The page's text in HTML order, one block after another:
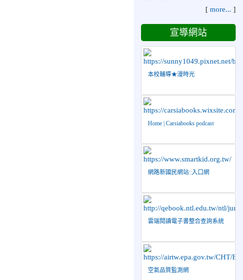
比賽-Show and Tell榮獲佳
績
2026-04-30
度綜合所得稅結算申報」宣
導內容
校籃球隊參加115年花蓮縣
縣長盃籃球錦標賽 榮獲亞
校中正國小115年度(1~3年
級)健康促進繪畫比賽優勝
PaGamO寒假作業獲獎名單
2026-07-23
榮譽
115年
度花蓮縣第七屆太平洋盃X
車競賽AI素養競賽榮獲銅
牌
2026-07-21
榮譽
[ more... ]
宣導網站
本校輔導★漫時光
Home | Carsiabooks podcast
網路新國民網站::入口網
雲端閱讀電子書整合查詢系統
空氣品質監測網